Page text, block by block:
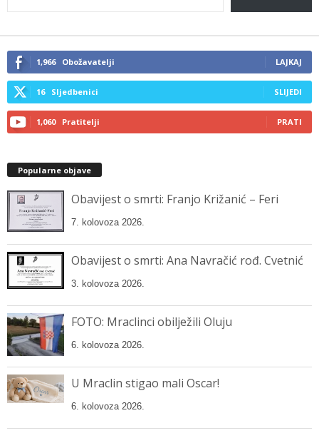
your
email…
1,966 Obožavatelji LAJKAJ
16 Sljedbenici SLIJEDI
1,060 Pratitelji PRATI
Popularne objave
Obavijest o smrti: Franjo Križanić – Feri
7. kolovoza 2026.
Obavijest o smrti: Ana Navračić rođ. Cvetnić
3. kolovoza 2026.
FOTO: Mraclinci obilježili Oluju
6. kolovoza 2026.
U Mraclin stigao mali Oscar!
6. kolovoza 2026.